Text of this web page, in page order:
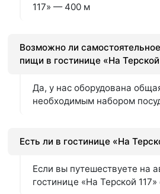
117» — 400 м
Возможно ли
пищи в гостинице «На Терской
Да, у нас оборудована
необходимым набором
Есть ли в гостинице «На
Если вы путешествуете на
гостинице «На Терской 117»